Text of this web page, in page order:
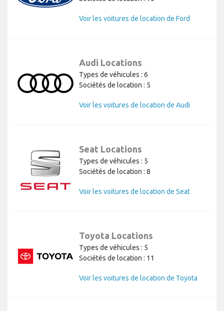
Voir les voitures de location de Ford
Audi Locations
Types de véhicules : 6
Sociétés de location : 5
Voir les voitures de location de Audi
Seat Locations
Types de véhicules : 5
Sociétés de location : 8
Voir les voitures de location de Seat
Toyota Locations
Types de véhicules : 5
Sociétés de location : 11
Voir les voitures de location de Toyota